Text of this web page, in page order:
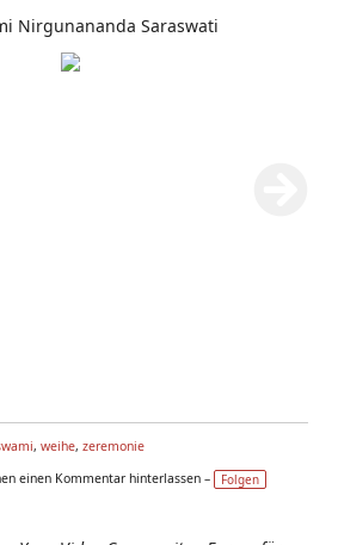
Nirgunananda Saraswati
, weihe, zeremonie
einen Kommentar hinterlassen –
Folgen